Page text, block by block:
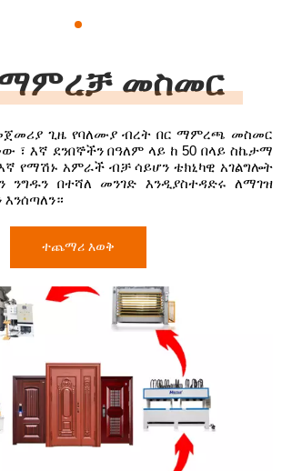
መስመር
ጊዜ የባለሙያ ብረት በር ማምረጫ መስመር
፣ እኛ ደንበኞችን በዓለም ላይ ከ 50 በላይ ስኬታማ
እኛ የማሽኑ አምራች ብቻ ሳይሆን ቴክኒካዊ አገልግሎት
ንግዱን በተሻለ መንገድ እንዲያስተዳድሩ ለማገዝ
ተጨማሪ እወቅ